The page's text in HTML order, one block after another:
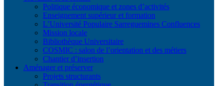
Politique économique et zones d’activités
Enseignement supérieur et formation
L’Université Populaire Sarreguemines Confluences
Mission locale
Bibliothèque Universitaire
COSMIC : salon de l’orientation et des métiers
Chantier d’insertion
Aménager et préserver
Projets structurants